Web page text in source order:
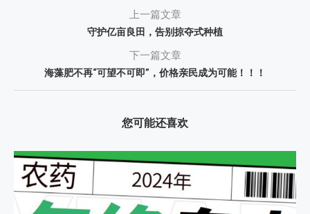
上一篇文章
守护亿亩良田，告别掠夺式种植
下一篇文章
海藻肥不再“可望不可即”，价格亲民成为可能！！！
您可能还喜欢